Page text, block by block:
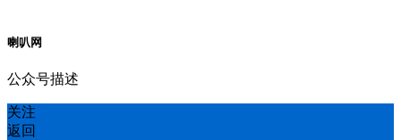
喇叭网
公众号描述
关注
返回